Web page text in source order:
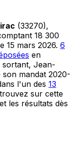
(33270),
18 300
15 mars 2026. 6
en
sortant, Jean-
son mandat 2020-
l'un des 13
sur cette
et les résultats dès